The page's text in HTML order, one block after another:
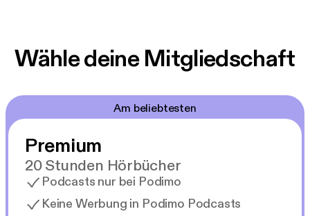
Wähle deine Mitgliedschaft
Am beliebtesten
Premium
20 Stunden Hörbücher
Podcasts nur bei Podimo
Keine Werbung in Podimo Podcasts